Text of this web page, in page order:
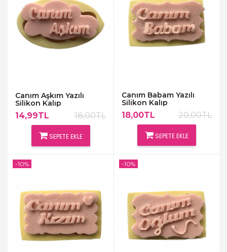
Canım Aşkım Yazılı
Silikon Kalıp
14,99TL 18,00TL
SEPETE EKLE
Canım Babam Yazılı
Silikon Kalıp
18,00TL 20,00TL
SEPETE EKLE
-10% -10%